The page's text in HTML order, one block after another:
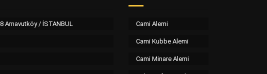
Arnavutköy / İSTANBUL Cami Alemi
Cami Kubbe Alemi
Cami Minare Alemi